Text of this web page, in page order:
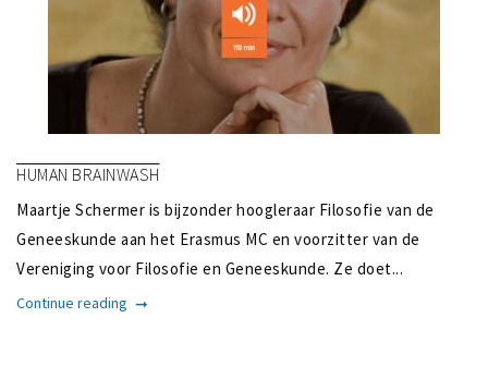
HUMAN BRAINWASH
Maartje Schermer is bijzonder hoogleraar Filosofie van de
Geneeskunde aan het Erasmus MC en voorzitter van de
Vereniging voor Filosofie en Geneeskunde. Ze doet...
Continue reading